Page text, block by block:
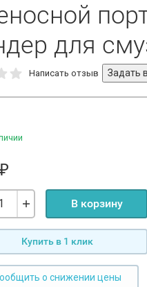
для
Написать отзыв
₽
В корзину
Купить в 1 клик
о снижении цены